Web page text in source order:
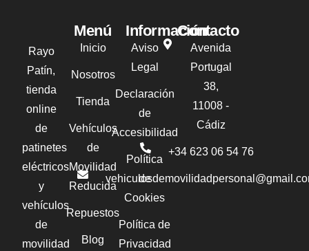
Rayo
Patín,
tienda
online
de
patinetes
eléctricos
y
vehículos
de
movilidad
Menú
Inicio
Nosotros
Tienda
Vehículos
de
Movilidad
Reducida
Repuestos
Blog
Información
Aviso
Legal
Declaración
de
Accesibilidad
Política
de
Cookies
Política de
Privacidad
Contacto
Avenida
Portugal
38,
11008 -
Cádiz
+34 623 06 54 76‬